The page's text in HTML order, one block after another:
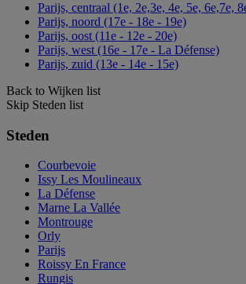
Parijs, centraal (1e, 2e,3e, 4e, 5e, 6e,7e,
Parijs, noord (17e - 18e - 19e)
Parijs, oost (11e - 12e - 20e)
Parijs, west (16e - 17e - La Défense)
Parijs, zuid (13e - 14e - 15e)
Back to Wijken list
Skip Steden list
Steden
Courbevoie
Issy Les Moulineaux
La Défense
Marne La Vallée
Montrouge
Orly
Parijs
Roissy En France
Rungis